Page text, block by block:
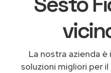
La nostra azienda
soluzioni migliori per il